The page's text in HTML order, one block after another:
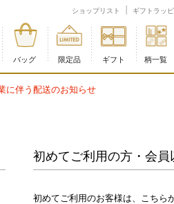
ショップリスト ギフトラッ
バッグ 限定品 ギフト 柄一覧
初めてご利用の方・会員
初めてご利用のお客様は、こちら